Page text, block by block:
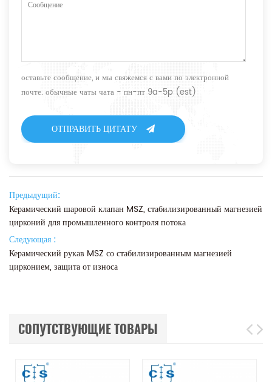
оставьте сообщение, и мы свяжемся с вами по электронной
почте. обычные чаты чата - пн-пт 9a-5p (est)
ОТПРАВИТЬ ЦИТАТУ
Предыдущий:
Керамический шаровой клапан MSZ, стабилизированный магнезией
цирконий для промышленного контроля потока
Следующая :
Керамический рукав MSZ со стабилизированным магнезией
цирконием, защита от износа
СОПУТСТВУЮЩИЕ ТОВАРЫ